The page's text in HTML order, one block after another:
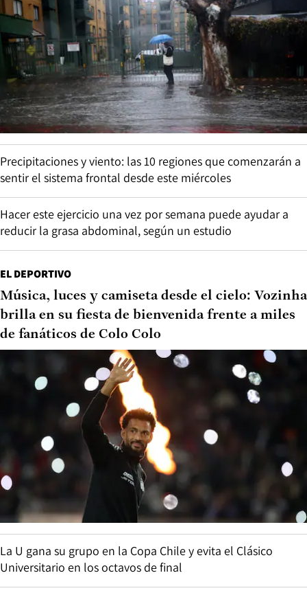
Precipitaciones y viento: las 10 regiones que comenzarán a
sentir el sistema frontal desde este miércoles
Hacer este ejercicio una vez por semana puede ayudar a
reducir la grasa abdominal, según un estudio
EL DEPORTIVO
Música, luces y camiseta desde el cielo: Vozinha
brilla en su fiesta de bienvenida frente a miles
de fanáticos de Colo Colo
La U gana su grupo en la Copa Chile y evita el Clásico
Universitario en los octavos de final